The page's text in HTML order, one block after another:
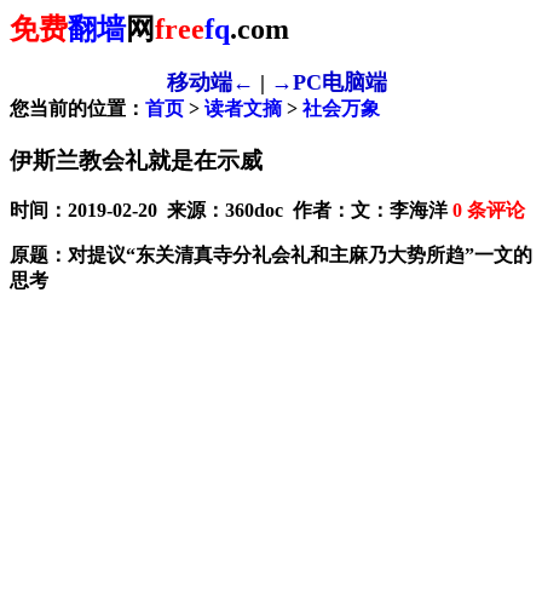
免费翻墙网freefq.com
移动端← | →PC电脑端
您当前的位置： 首页 > 读者文摘> 社会万象
伊斯兰教会礼就是在示威
时间：2019-02-20 来源：360doc 作者：文：李海洋 0 条评论
原题：对提议“东关清真寺分礼会礼和主麻乃大势所趋”一文的
思考